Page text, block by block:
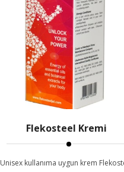
Flekosteel Kremi
Unisex kullanıma uygun krem